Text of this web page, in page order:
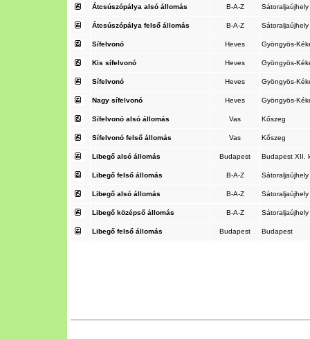
Átcsúszópálya alsó állomás B-A-Z Sátoraljaújhely
Átcsúszópálya felső állomás B-A-Z Sátoraljaújhely
Sífelvonó Heves Gyöngyös-
Kis sífelvonó Heves Gyöngyös-
Sífelvonó Heves Gyöngyös-
Nagy sífelvonó Heves Gyöngyös-
Sífelvonó alsó állomás Vas Kőszeg
Sífelvonó felső állomás Vas Kőszeg
Libegő alsó állomás Budapest Budapest XII.
Libegő felső állomás B-A-Z Sátoraljaújhely
Libegő alsó állomás B-A-Z Sátoraljaújhely
Libegő középső állomás B-A-Z Sátoraljaújhely
Libegő felső állomás Budapest Budapest